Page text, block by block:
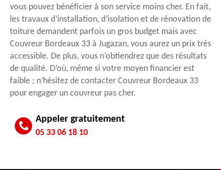
vous pouvez bénéficier à son service moins cher. En fait,
les travaux d’installation, d’isolation et de rénovation de
toiture demandent parfois un gros budget mais avec
Couvreur Bordeaux 33 à Jugazan, vous aurez un prix très
accessible. De plus, vous n’obtiendrez que des résultats
de qualité. D’où, même si votre moyen financier est
faible ; n’hésitez de contacter Couvreur Bordeaux 33
pour engager un couvreur pas cher.
Appeler gratuitement
05 33 06 18 10